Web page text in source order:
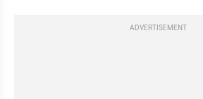
ADVERTISEMENT